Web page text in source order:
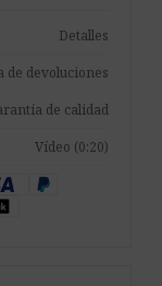
Detalles
de devoluciones
de calidad
Vídeo (0:20)